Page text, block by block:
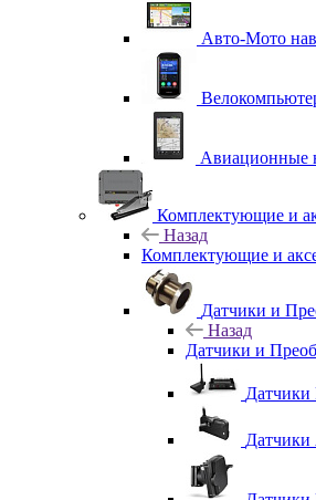
Авто-Мото
Авиационные
Комплектующие и
Назад
Комплектующие и
Датчики и
Назад
Датчики и
Датчики
Датчики